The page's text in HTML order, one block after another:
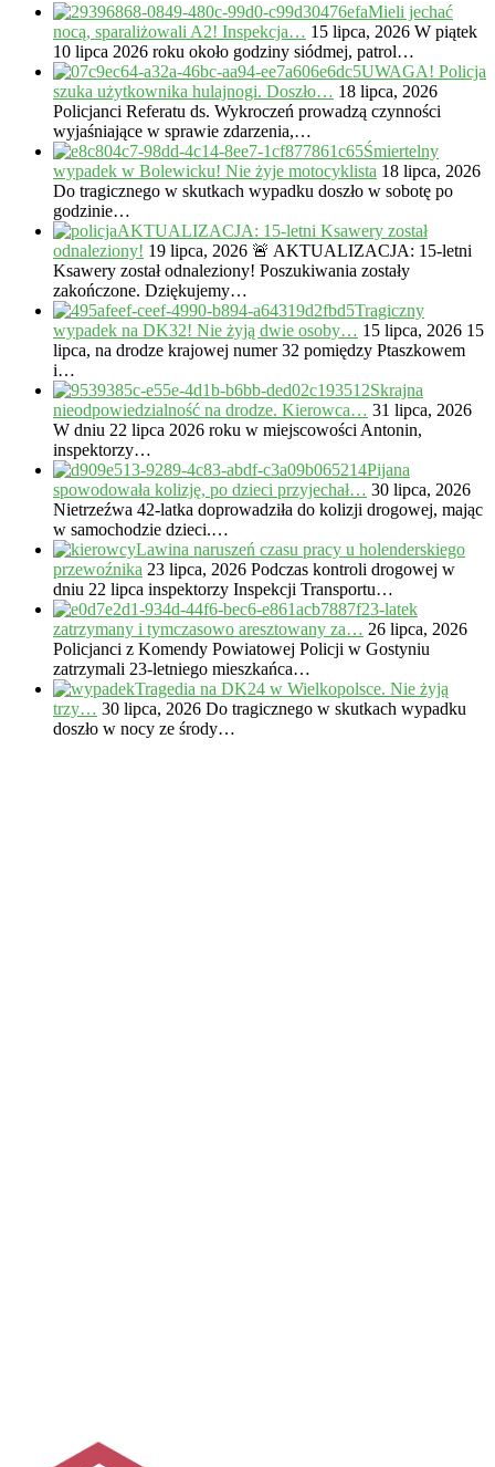
Mieli jechać
nocą, sparaliżowali A2! Inspekcja… 15 lipca, 2026 W piątek
10 lipca 2026 roku około godziny siódmej, patrol…
UWAGA! Policja
szuka użytkownika hulajnogi. Doszło… 18 lipca, 2026
Policjanci Referatu ds. Wykroczeń prowadzą czynności
wyjaśniające w sprawie zdarzenia,…
Śmiertelny
wypadek w Bolewicku! Nie żyje motocyklista 18 lipca, 2026
Do tragicznego w skutkach wypadku doszło w sobotę po
godzinie…
AKTUALIZACJA: 15-letni Ksawery został
odnaleziony! 19 lipca, 2026 🚨 AKTUALIZACJA: 15-letni
Ksawery został odnaleziony! Poszukiwania zostały
zakończone. Dziękujemy…
Tragiczny
wypadek na DK32! Nie żyją dwie osoby… 15 lipca, 2026 15
lipca, na drodze krajowej numer 32 pomiędzy Ptaszkowem
i…
Skrajna
nieodpowiedzialność na drodze. Kierowca… 31 lipca, 2026
W dniu 22 lipca 2026 roku w miejscowości Antonin,
inspektorzy…
Pijana
spowodowała kolizję, po dzieci przyjechał… 30 lipca, 2026
Nietrzeźwa 42-latka doprowadziła do kolizji drogowej, mając
w samochodzie dzieci.…
Lawina naruszeń czasu pracy u holenderskiego
przewoźnika 23 lipca, 2026 Podczas kontroli drogowej w
dniu 22 lipca inspektorzy Inspekcji Transportu…
23-latek
zatrzymany i tymczasowo aresztowany za… 26 lipca, 2026
Policjanci z Komendy Powiatowej Policji w Gostyniu
zatrzymali 23-letniego mieszkańca…
Tragedia na DK24 w Wielkopolsce. Nie żyją
trzy… 30 lipca, 2026 Do tragicznego w skutkach wypadku
doszło w nocy ze środy…